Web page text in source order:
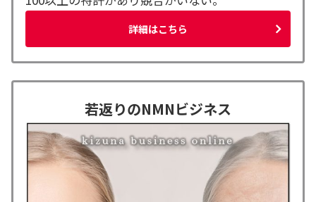
詳細はこちら
若返りのNMNビジネス